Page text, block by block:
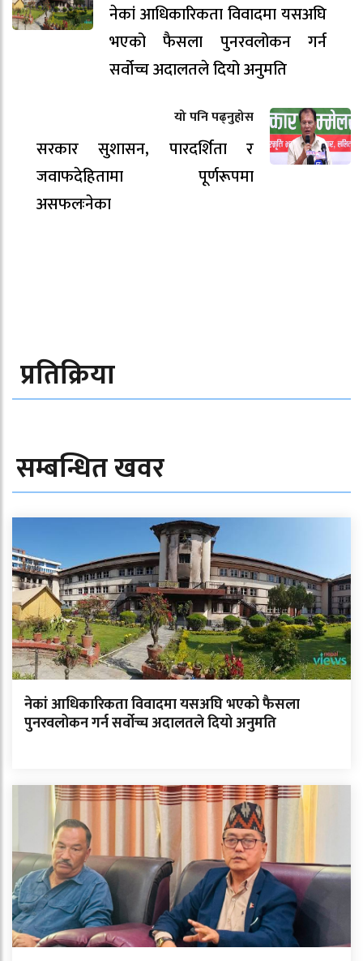
नेकां आधिकारिकता विवादमा यसअघि
भएको फैसला पुनरवलोकन गर्न
सर्वोच्च अदालतले दियो अनुमति
यो पनि पढ्नुहोस
सरकार सुशासन, पारदर्शिता र
जवाफदेहितामा पूर्णरूपमा
असफलःनेका
प्रतिक्रिया
सम्बन्धित खवर
नेकां आधिकारिकता विवादमा यसअघि भएको फैसला
पुनरवलोकन गर्न सर्वोच्च अदालतले दियो अनुमति